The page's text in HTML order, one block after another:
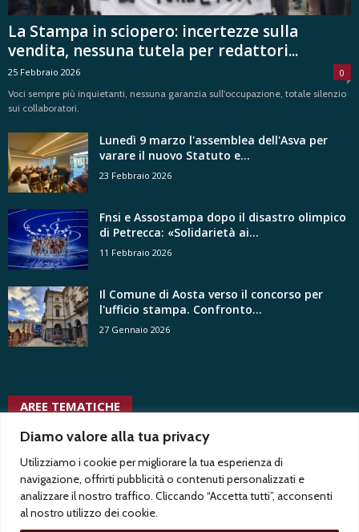
Diamo valore alla tua privacy
Utilizziamo i cookie per migliorare la tua esperienza di
navigazione, offrirti pubblicità o contenuti personalizzati e
analizzare il nostro traffico. Cliccando “Accetta tutti”, acconsenti
al nostro utilizzo dei cookie.
La Stampa in sciopero: incertezze sulla
vendita, nessuna tutela per redattori...
25 Febbraio 2026
0
Voci sempre più inquietanti, nessuna garanzia sull'occupazione, totale silenzio
sui collaboratori.
Lunedì 9 marzo l'assemblea dell'Asva per
varare il nuovo Statuto e...
23 Febbraio 2026
Fnsi e Assostampa dopo il disastro olimpico
di Petrecca: «Solidarietà ai...
11 Febbraio 2026
Il Comune di Aosta verso il concorso per
l'ufficio stampa. Confronto...
27 Gennaio 2026
AREE TEMATICHE
uffici stampa pubblici
associativa
trentennale uffici stampa vacanza contrattuale Test1
usigrai trasparenza ungp